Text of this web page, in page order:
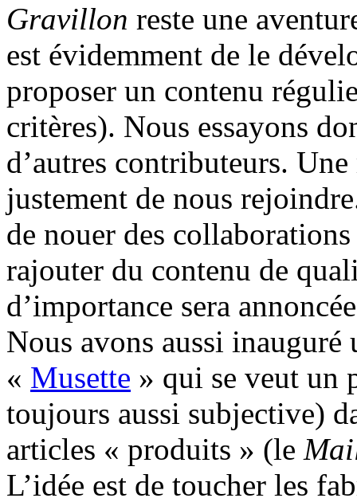
Gravillon reste une
est évidemment de le
proposer un contenu
critères). Nous essayons
d’autres contributeurs.
justement de nous
de nouer des
rajouter du contenu de
d’importance sera
Nous avons aussi
« Musette » qui se veut un
toujours aussi subjective)
articles « produits » (le
L’idée est de toucher les